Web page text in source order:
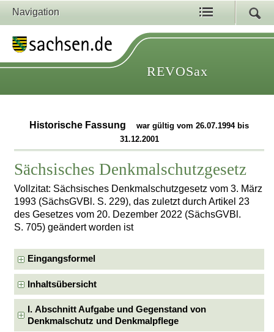
Navigation
REVOSax
Historische Fassung
war gültig vom 26.07.1994 bis
31.12.2001
Sächsisches Denkmalschutzgesetz
Vollzitat: Sächsisches Denkmalschutzgesetz vom 3. März
1993 (SächsGVBl. S. 229), das zuletzt durch Artikel 23
des Gesetzes vom 20. Dezember 2022 (SächsGVBl.
S. 705) geändert worden ist
Eingangsformel
Inhaltsübersicht
I. Abschnitt Aufgabe und Gegenstand von
Denkmalschutz und Denkmalpflege